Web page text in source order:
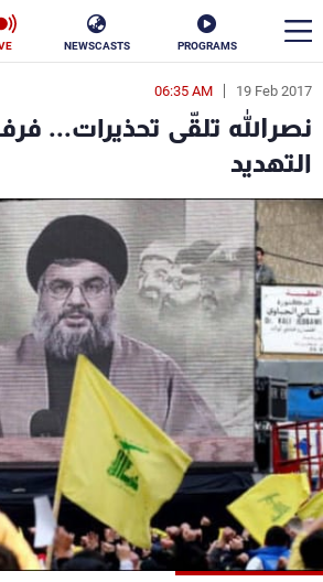
PROGRAMS
NEWSCASTS
19 Feb 2017
06:35 AM
نصرالله تلقّى تحذيرات...
التهديد
en
الأخبار
سياسة ناس
إقتصاد
منوعات رياضة
كأس العالم
البرامج
جدول البرامج
شاهد البرامج
الترددات